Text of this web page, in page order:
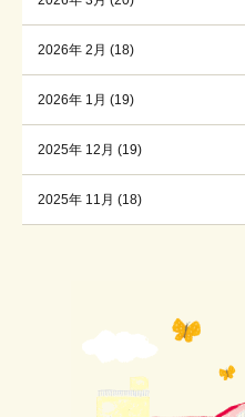
2026年 2月 (18)
2026年 1月 (19)
2025年 12月 (19)
2025年 11月 (18)